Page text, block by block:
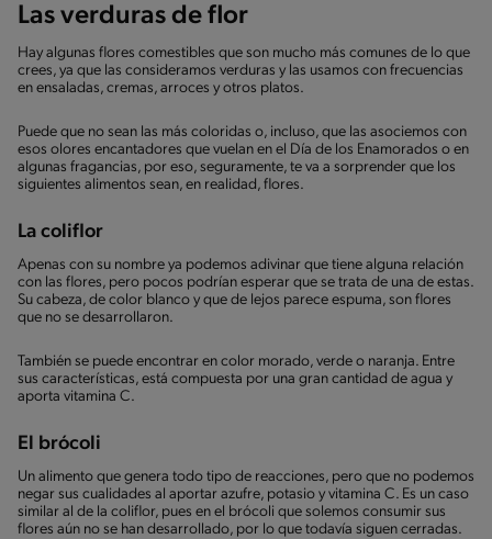
Las verduras de flor
Hay algunas flores comestibles que son mucho más comunes de lo que
crees, ya que las consideramos verduras y las usamos con frecuencias
en ensaladas, cremas, arroces y otros platos.
Puede que no sean las más coloridas o, incluso, que las asociemos con
esos olores encantadores que vuelan en el Día de los Enamorados o en
algunas fragancias, por eso, seguramente, te va a sorprender que los
siguientes alimentos sean, en realidad, flores.
La coliflor
Apenas con su nombre ya podemos adivinar que tiene alguna relación
con las flores, pero pocos podrían esperar que se trata de una de estas.
Su cabeza, de color blanco y que de lejos parece espuma, son flores
que no se desarrollaron.
También se puede encontrar en color morado, verde o naranja. Entre
sus características, está compuesta por una gran cantidad de agua y
aporta vitamina C.
El brócoli
Un alimento que genera todo tipo de reacciones, pero que no podemos
negar sus cualidades al aportar azufre, potasio y vitamina C. Es un caso
similar al de la coliflor, pues en el brócoli que solemos consumir sus
flores aún no se han desarrollado, por lo que todavía siguen cerradas.